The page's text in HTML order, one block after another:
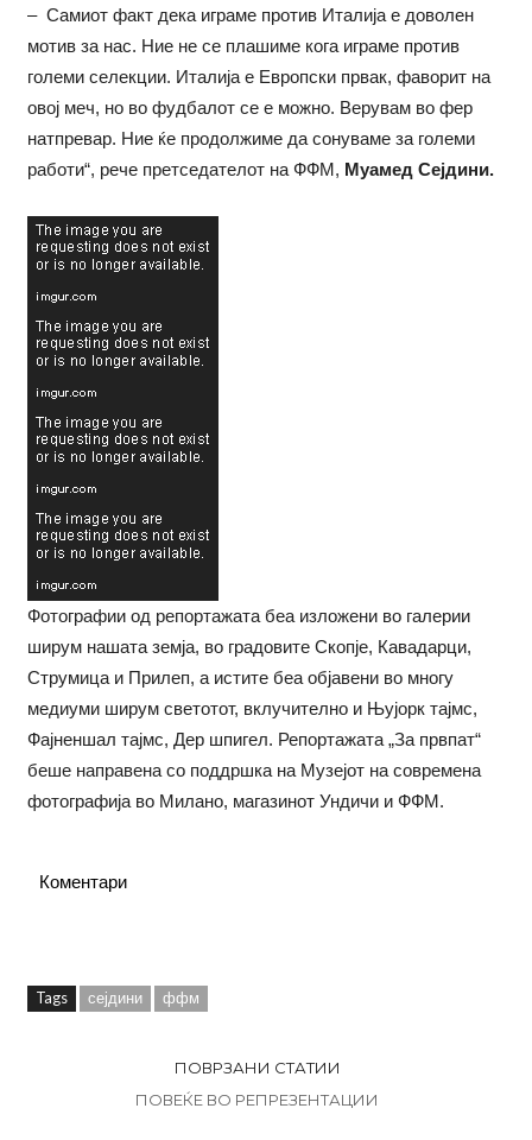
– Самиот факт дека играме против Италија е доволен
мотив за нас. Ние не се плашиме кога играме против
големи селекции. Италија е Европски првак, фаворит на
овој меч, но во фудбалот се е можно. Верувам во фер
натпревар. Ние ќе продолжиме да сонуваме за големи
работи“, рече претседателот на ФФМ, Муамед Сејдини.
Фотографии од репортажата беа изложени во галерии
ширум нашата земја, во градовите Скопје, Кавадарци,
Струмица и Прилеп, а истите беа објавени во многу
медиуми ширум светотот, вклучително и Њујорк тајмс,
Фајненшал тајмс, Дер шпигел. Репортажата „За првпат“
беше направена со поддршка на Музејот на современа
фотографија во Милано, магазинот Ундичи и ФФМ.
Коментари
Tags сејдини ффм
ПОВРЗАНИ СТАТИИ
ПОВЕЌЕ ВО РЕПРЕЗЕНТАЦИИ